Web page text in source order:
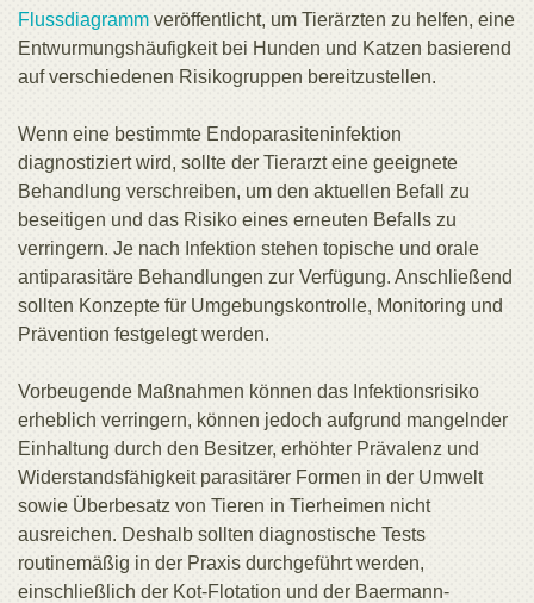
Flussdiagramm veröffentlicht, um Tierärzten zu helfen, eine
Entwurmungshäufigkeit bei Hunden und Katzen basierend
auf verschiedenen Risikogruppen bereitzustellen.
Wenn eine bestimmte Endoparasiteninfektion
diagnostiziert wird, sollte der Tierarzt eine geeignete
Behandlung verschreiben, um den aktuellen Befall zu
beseitigen und das Risiko eines erneuten Befalls zu
verringern. Je nach Infektion stehen topische und orale
antiparasitäre Behandlungen zur Verfügung. Anschließend
sollten Konzepte für Umgebungskontrolle, Monitoring und
Prävention festgelegt werden.
Vorbeugende Maßnahmen können das Infektionsrisiko
erheblich verringern, können jedoch aufgrund mangelnder
Einhaltung durch den Besitzer, erhöhter Prävalenz und
Widerstandsfähigkeit parasitärer Formen in der Umwelt
sowie Überbesatz von Tieren in Tierheimen nicht
ausreichen. Deshalb sollten diagnostische Tests
routinemäßig in der Praxis durchgeführt werden,
einschließlich der Kot-Flotation und der Baermann-